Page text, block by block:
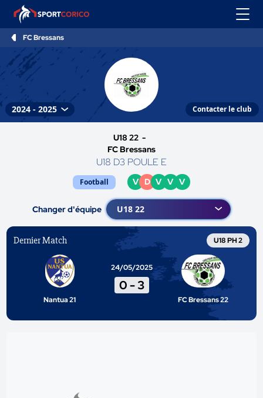
FC Bressans
Contacter le club
U18 22 -
FC Bressans
U18 D3 POULE E
Football V D V V V
Changer d'équipe
Dernier Match U18 PH 2
Nantua 21
24/05/2025
0- 3
FC Bressans 22